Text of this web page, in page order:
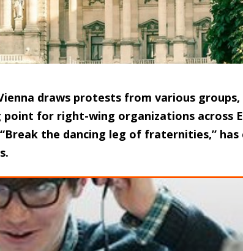
draws protests from various
for right-wing organizations across
the dancing leg of fraternities,” has